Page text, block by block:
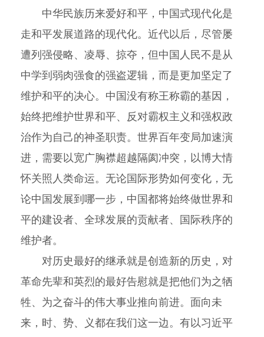
中华民族历来爱好和平，中国式现代化是
走和平发展道路的现代化。近代以后，尽管屡
遭列强侵略、凌辱、掠夺，但中国人民不是从
中学到弱肉强食的强盗逻辑，而是更加坚定了
维护和平的决心。中国没有称王称霸的基因，
始终把维护世界和平、反对霸权主义和强权政
治作为自己的神圣职责。世界百年变局加速演
进，需要以宽广胸襟超越隔阂冲突，以博大情
怀关照人类命运。无论国际形势如何变化，无
论中国发展到哪一步，中国都将始终做世界和
平的建设者、全球发展的贡献者、国际秩序的
维护者。
对历史最好的继承就是创造新的历史，对
革命先辈和英烈的最好告慰就是把他们为之牺
牲、为之奋斗的伟大事业推向前进。面向未
来，时、势、义都在我们这一边。有以习近平